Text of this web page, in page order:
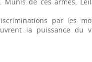
par les
la puissance du